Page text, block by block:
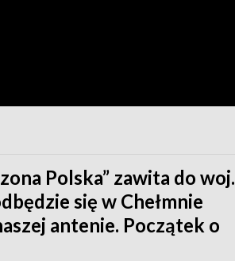
Polska” zawita do woj.
się w Chełmnie
antenie. Początek o